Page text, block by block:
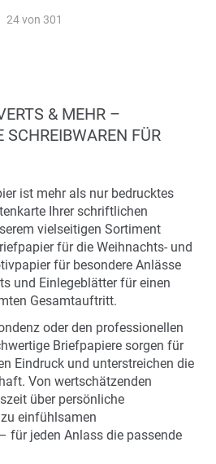
24 von 301
& MEHR –
SCHREIBWAREN FÜR
ist mehr als nur bedrucktes
Ihrer schriftlichen
vielseitigen Sortiment
für die Weihnachts- und
für besondere Anlässe
und Einlegeblätter für einen
Gesamtauftritt.
oder den professionellen
Briefpapiere sorgen für
Eindruck und unterstreichen die
Von wertschätzenden
über persönliche
einfühlsamen
für jeden Anlass die passende